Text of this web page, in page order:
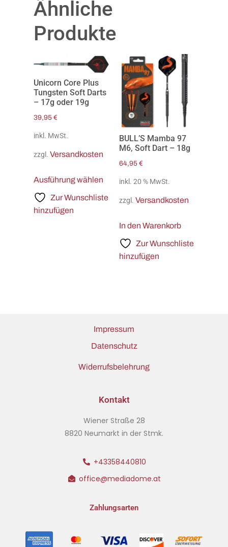
Ähnliche
Produkte
Unicorn Core Plus
Tungsten Soft Darts
– 17g oder 19g
39,95 €
inkl. MwSt.
zzgl. Versandkosten
Ausführung wählen
Zur Wunschliste
hinzufügen
BULL’S Mamba 97
M6, Soft Dart – 18g
64,95 €
inkl. 20 % MwSt.
zzgl. Versandkosten
In den Warenkorb
Zur Wunschliste
hinzufügen
Impressum
Datenschutz
Widerrufsbelehrung
Kontakt
Wiener Straße 28
8820 Neumarkt in der Stmk.
+43358440810
office@mediadome.at
Zahlungsarten